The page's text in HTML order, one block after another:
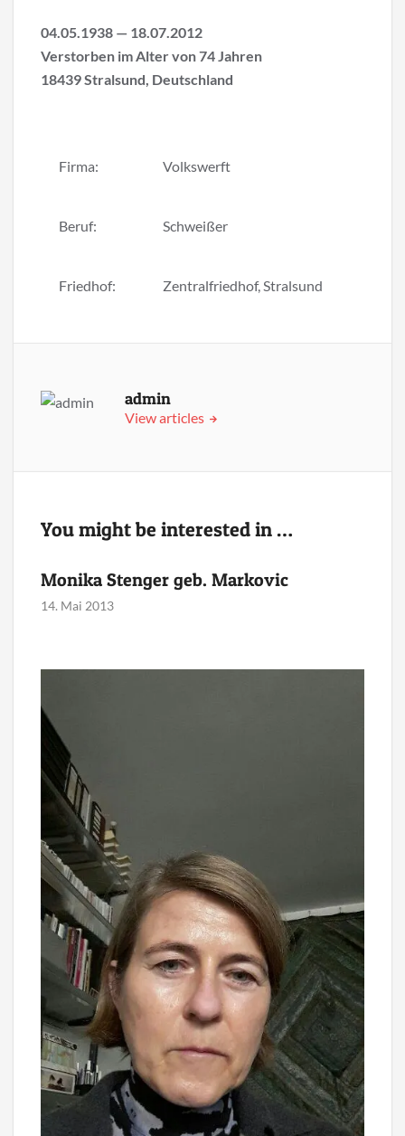
04.05.1938 — 18.07.2012
Verstorben im Alter von 74 Jahren
18439 Stralsund, Deutschland
Firma: Volkswerft
Beruf: Schweißer
Friedhof: Zentralfriedhof, Stralsund
admin
View articles
You might be interested in …
Monika Stenger geb. Markovic
14. Mai 2013